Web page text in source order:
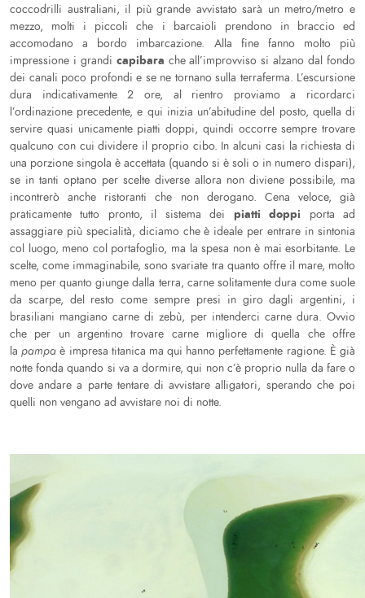
coccodrilli australiani, il più grande avvistato sarà un metro/metro e
mezzo, molti i piccoli che i barcaioli prendono in braccio ed
accomodano a bordo imbarcazione. Alla fine fanno molto più
impressione i grandi capibara che all’improvviso si alzano dal fondo
dei canali poco profondi e se ne tornano sulla terraferma. L’escursione
dura indicativamente 2 ore, al rientro proviamo a ricordarci
l’ordinazione precedente, e qui inizia un’abitudine del posto, quella di
servire quasi unicamente piatti doppi, quindi occorre sempre trovare
qualcuno con cui dividere il proprio cibo. In alcuni casi la richiesta di
una porzione singola è accettata (quando si è soli o in numero dispari),
se in tanti optano per scelte diverse allora non diviene possibile, ma
incontrerò anche ristoranti che non derogano. Cena veloce, già
praticamente tutto pronto, il sistema dei piatti doppi porta ad
assaggiare più specialità, diciamo che è ideale per entrare in sintonia
col luogo, meno col portafoglio, ma la spesa non è mai esorbitante. Le
scelte, come immaginabile, sono svariate tra quanto offre il mare, molto
meno per quanto giunge dalla terra, carne solitamente dura come suole
da scarpe, del resto come sempre presi in giro dagli argentini, i
brasiliani mangiano carne di zebù, per intenderci carne dura. Ovvio
che per un argentino trovare carne migliore di quella che offre
lapampaè impresa titanica ma qui hanno perfettamente ragione. È già
notte fonda quando si va a dormire, qui non c’è proprio nulla da fare o
dove andare a parte tentare di avvistare alligatori, sperando che poi
quelli non vengano ad avvistare noi di notte.